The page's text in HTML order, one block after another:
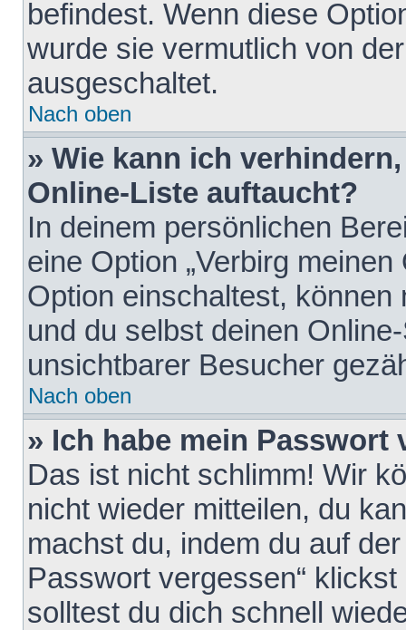
befindest. Wenn diese
wurde sie vermutlich von
ausgeschaltet.
Nach oben
» Wie kann ich
Online-Liste auftaucht?
In deinem persönlichen
eine Option „Verbirg
Option einschaltest,
und du selbst deinen
unsichtbarer Besucher
Nach oben
» Ich habe mein Passwort
Das ist nicht schlimm! Wir
nicht wieder mitteilen, du
machst du, indem du auf
Passwort vergessen“
solltest du dich schnell